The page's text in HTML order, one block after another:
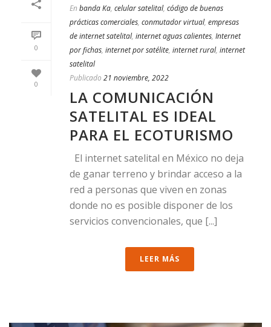
0
0
En banda Ka, celular satelital, código de buenas
prácticas comerciales, conmutador virtual, empresas
de internet satelital, internet aguas calientes, Internet
por fichas, internet por satélite, internet rural, internet
satelital
Publicado 21 noviembre, 2022
LA COMUNICACIÓN
SATELITAL ES IDEAL
PARA EL ECOTURISMO
El internet satelital en México no deja
de ganar terreno y brindar acceso a la
red a personas que viven en zonas
donde no es posible disponer de los
servicios convencionales, que [...]
LEER MÁS